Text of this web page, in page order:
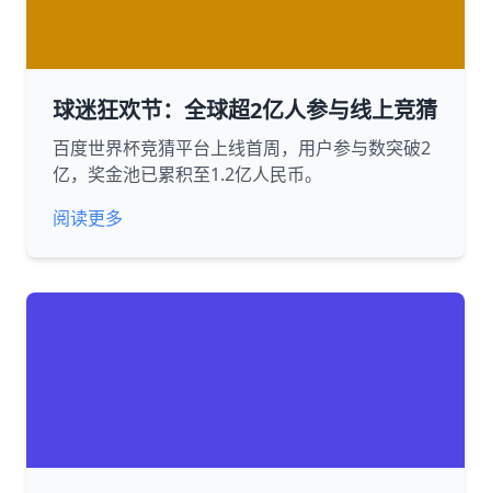
球迷狂欢节：全球超2亿人参与线上竞猜
百度世界杯竞猜平台上线首周，用户参与数突破2
亿，奖金池已累积至1.2亿人民币。
阅读更多